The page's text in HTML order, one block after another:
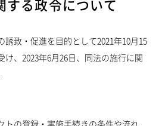
する政令について
誘致・促進を目的として2021年10月15
、2023年6月26日、同法の施行に関
の登録・実施手続きの条件や流れ